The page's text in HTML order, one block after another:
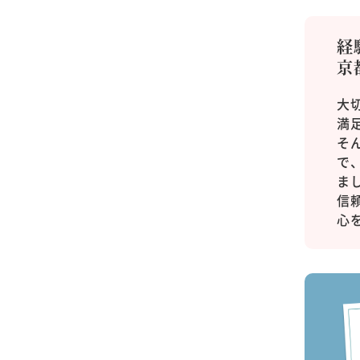
経
京
大
満
そ
で
ま
信
心